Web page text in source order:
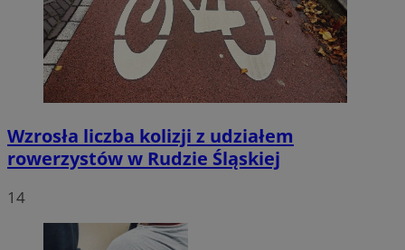
Wzrosła liczba kolizji z udziałem
rowerzystów w Rudzie Śląskiej
14